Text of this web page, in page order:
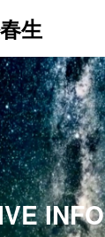
生
INFO